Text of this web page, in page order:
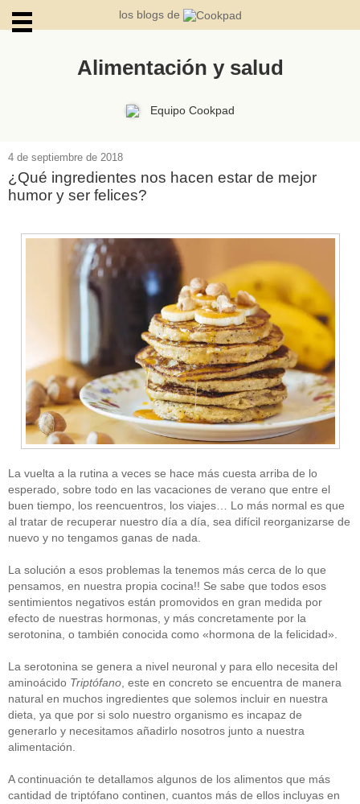
los blogs de
Alimentación y salud
Equipo Cookpad
4 de septiembre de 2018
¿Qué ingredientes nos hacen estar de mejor
humor y ser felices?
La vuelta a la rutina a veces se hace más cuesta arriba de lo
esperado, sobre todo en las vacaciones de verano que entre el
buen tiempo, los reencuentros, los viajes… Lo más normal es que
al tratar de recuperar nuestro día a día, sea difícil reorganizarse de
nuevo y no tengamos ganas de nada.
La solución a esos problemas la tenemos más cerca de lo que
pensamos, en nuestra propia cocina!! Se sabe que todos esos
sentimientos negativos están promovidos en gran medida por
efecto de nuestras hormonas, y más concretamente por la
serotonina, o también conocida como «hormona de la felicidad».
La serotonina se genera a nivel neuronal y para ello necesita del
aminoácido Triptófano, este en concreto se encuentra de manera
natural en muchos ingredientes que solemos incluir en nuestra
dieta, ya que por si solo nuestro organismo es incapaz de
generarlo y necesitamos añadirlo nosotros junto a nuestra
alimentación.
A continuación te detallamos algunos de los alimentos que más
cantidad de triptófano continen, cuantos más de ellos incluyas en